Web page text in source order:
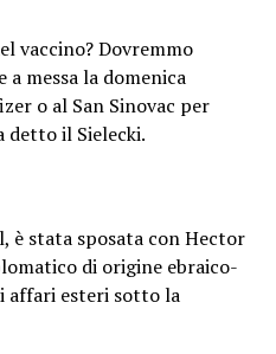
vaccino? Dovremmo
a messa la domenica
o al San Sinovac per
detto il Sielecki.
è stata sposata con Hector
di origine ebraico-
affari esteri sotto la